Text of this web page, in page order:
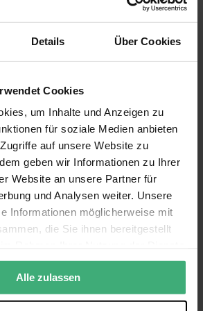
Details Über Cookies
Cookies
um Inhalte und Anzeigen zu
für soziale Medien anbieten
auf unsere Website zu
geben wir Informationen zu Ihrer
Website an unsere Partner für
und Analysen weiter. Unsere
Informationen möglicherweise mit
die Sie ihnen bereitgestellt
Alle zulassen
(± 2 dB)
Vonyx
173.516
Englisch, Niederländisch, Deutsch,
Französisch, Spanisch
- Vonyx CMS300W USB-
Arm – weiß
10